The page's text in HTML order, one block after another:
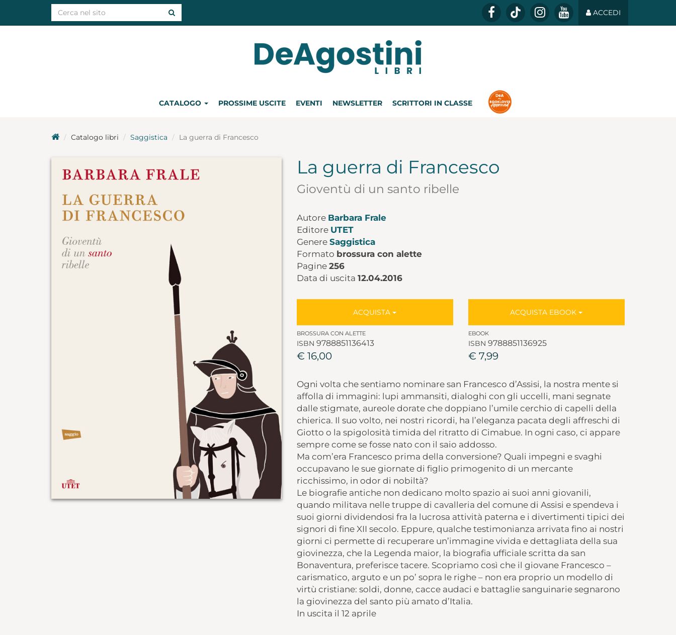
ACCEDI
CATALOGO PROSSIME USCITE EVENTI NEWSLETTER SCRITTORI IN CLASSE
Catalogo libri Saggistica La guerra di Francesco
La guerra di Francesco
Gioventù di un santo ribelle
Autore Barbara Frale
Editore UTET
Genere Saggistica
Formato brossura con alette
Pagine 256
Data di uscita 12.04.2016
ACQUISTA
BROSSURA CON ALETTE
ISBN 9788851136413
€ 16,00
ACQUISTA EBOOK
EBOOK
ISBN 9788851136925
€ 7,99
Ogni volta che sentiamo nominare san Francesco d’Assisi, la nostra mente si
affolla di immagini: lupi ammansiti, dialoghi con gli uccelli, mani segnate
dalle stigmate, aureole dorate che doppiano l’umile cerchio di capelli della
chierica. Il suo volto, nei nostri ricordi, ha l’eleganza pacata degli affreschi di
Giotto o la spigolosità timida del ritratto di Cimabue. In ogni caso, ci appare
sempre come se fosse nato con il saio addosso.
Ma com’era Francesco prima della conversione? Quali impegni e svaghi
occupavano le sue giornate di figlio primogenito di un mercante
ricchissimo, in odor di nobiltà?
Le biografie antiche non dedicano molto spazio ai suoi anni giovanili,
quando militava nelle truppe di cavalleria del comune di Assisi e spendeva i
suoi giorni dividendosi fra la lucrosa attività paterna e i divertimenti tipici dei
signori di fine XII secolo. Eppure, qualche testimonianza arrivata fino ai nostri
giorni ci permette di recuperare un’immagine vivida e dettagliata della sua
giovinezza, che la Legenda maior, la biografia ufficiale scritta da san
Bonaventura, preferisce tacere. Scopriamo così che il giovane Francesco –
carismatico, arguto e un po’ sopra le righe – non era proprio un modello di
virtù cristiane: soldi, donne, cacce audaci e battaglie sanguinarie segnarono
la giovinezza del santo più amato d’Italia.
In uscita il 12 aprile